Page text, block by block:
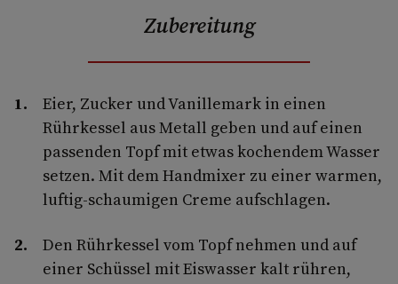
Zubereitung
Eier, Zucker und Vanillemark in einen
Rührkessel aus Metall geben und auf einen
passenden Topf mit etwas kochendem Wasser
setzen. Mit dem Handmixer zu einer warmen,
luftig-schaumigen Creme aufschlagen.
Den Rührkessel vom Topf nehmen und auf
einer Schüssel mit Eiswasser kalt rühren,